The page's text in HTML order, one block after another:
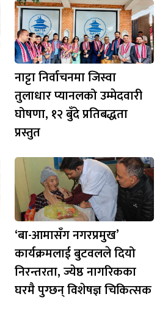
नाट्टा निर्वाचनमा जिस्वा
तुलाधार प्यानलको उम्मेदवारी
घोषणा, १२ बुँदे प्रतिबद्धता
प्रस्तुत
‘बा-आमासँग नगरप्रमुख’
कार्यक्रमलाई बुटवलले दियो
निरन्तरता, ज्येष्ठ नागरिकका
घरमै पुग्छन् विशेषज्ञ चिकित्सक